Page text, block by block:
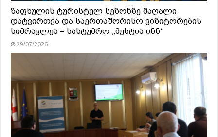
ზაფხულის ტურისტულ სეზონზე მაღალი
დატვირთვა და საერთაშორისო ვიზიტორების
სიმრავლეა – სასტუმრო „მესტია ინნ“
29/07/2026